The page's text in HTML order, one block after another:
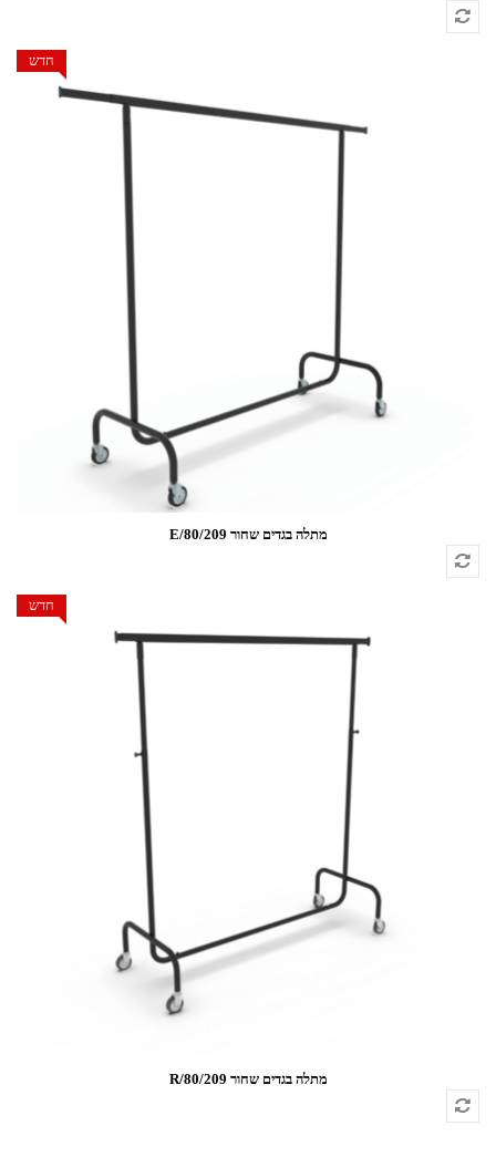
חדש
מתלה בגדים שחור 209/E/80
חדש
מתלה בגדים שחור 209/R/80